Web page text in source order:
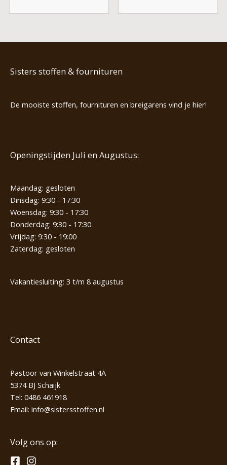
Sisters stoffen & fournituren
De mooiste stoffen, fournituren en breigarens vind je hier!
Openingstijden Juli en Augustus:
Maandag: gesloten
Dinsdag: 9:30 - 17:30
Woensdag: 9:30 - 17:30
Donderdag: 9:30 - 17:30
Vrijdag: 9:30 - 19:00
Zaterdag: gesloten
Vakantiesluiting: 3 t/m 8 augustus
Contact
Pastoor van Winkelstraat 4A
5374 BJ Schaijk
Tel: 0486 461918
Email: info@sistersstoffen.nl
Volg ons op: